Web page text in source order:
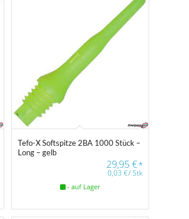
Tefo-X Softspitze 2BA 1000 Stück –
Long – gelb
29,95€*
0,03 €/Stk
- auf Lager